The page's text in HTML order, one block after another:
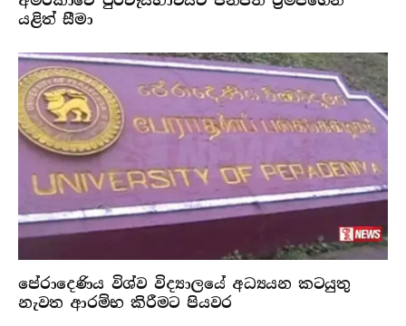
යළිත් සීමා
පේරාදෙණිය විශ්ව විද්‍යාලයේ අධ්‍යයන කටයුතු
නැවත ආරම්භ කිරීමට පියවර